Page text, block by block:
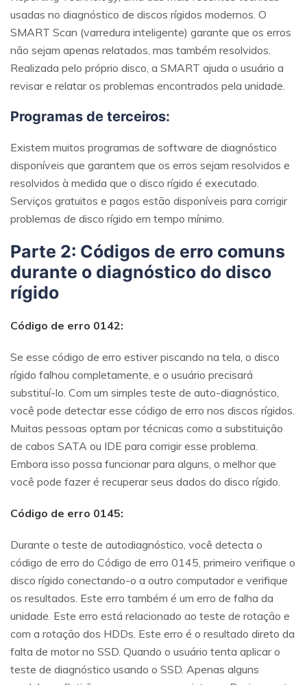
usadas no diagnóstico de discos rígidos modernos. O
SMART Scan (varredura inteligente) garante que os erros
não sejam apenas relatados, mas também resolvidos.
Realizada pelo próprio disco, a SMART ajuda o usuário a
revisar e relatar os problemas encontrados pela unidade.
Programas de terceiros:
Existem muitos programas de software de diagnóstico
disponíveis que garantem que os erros sejam resolvidos e
resolvidos à medida que o disco rígido é executado.
Serviços gratuitos e pagos estão disponíveis para corrigir
problemas de disco rígido em tempo mínimo.
Parte 2: Códigos de erro comuns
durante o diagnóstico do disco
rígido
Código de erro 0142:
Se esse código de erro estiver piscando na tela, o disco
rígido falhou completamente, e o usuário precisará
substituí-lo. Com um simples teste de auto-diagnóstico,
você pode detectar esse código de erro nos discos rígidos.
Muitas pessoas optam por técnicas como a substituição
de cabos SATA ou IDE para corrigir esse problema.
Embora isso possa funcionar para alguns, o melhor que
você pode fazer é recuperar seus dados do disco rígido.
Código de erro 0145:
Durante o teste de autodiagnóstico, você detecta o
código de erro do Código de erro 0145, primeiro verifique o
disco rígido conectando-o a outro computador e verifique
os resultados. Este erro também é um erro de falha da
unidade. Este erro está relacionado ao teste de rotação e
com a rotação dos HDDs. Este erro é o resultado direto da
falta de motor no SSD. Quando o usuário tenta aplicar o
teste de diagnóstico usando o SSD. Apenas alguns